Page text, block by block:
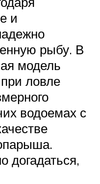
и
рыбу. В
модель
ловле
водоемах с
догадаться,